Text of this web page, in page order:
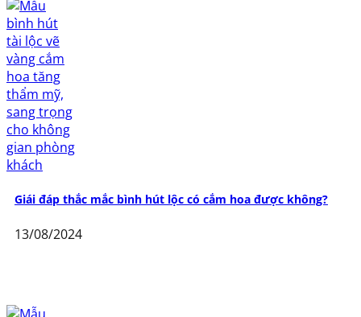
Giái đáp thắc mắc bình hút lộc có cắm hoa được không?
13/08/2024